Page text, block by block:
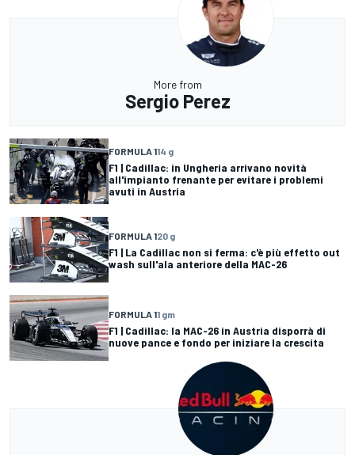
More from
Sergio Perez
FORMULA 114 g
F1 | Cadillac: in Ungheria arrivano novità
all'impianto frenante per evitare i problemi
avuti in Austria
FORMULA 120 g
F1 | La Cadillac non si ferma: c'è più effetto out
wash sull'ala anteriore della MAC-26
FORMULA 11 gm
F1 | Cadillac: la MAC-26 in Austria disporrà di
nuove pance e fondo per iniziare la crescita